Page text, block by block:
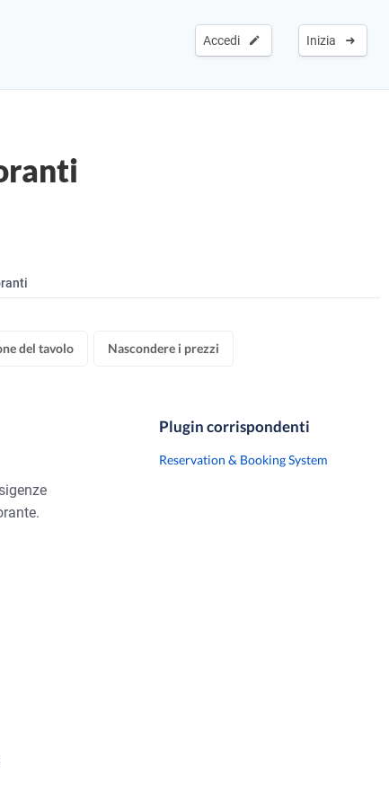
Inizia
Accedi
del tavolo Nascondere i prezzi
Plugin corrispondenti
Reservation & Booking System